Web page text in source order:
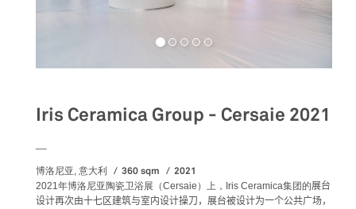
Iris Ceramica Group - Cersaie 2021
博洛尼亚, 意大利 360 sqm 2021
2021年博洛尼亚陶瓷卫浴展（Cersaie）上， Iris Ceramica集团的展台
设计再次由十七区建筑与室内设计操刀，展台被设计为一个公共广场，